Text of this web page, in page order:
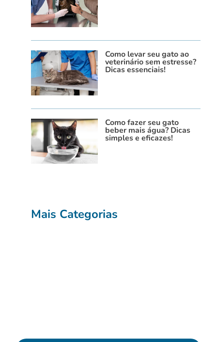
Como levar seu gato ao
veterinário sem estresse?
Dicas essenciais!
Como fazer seu gato
beber mais água? Dicas
simples e eficazes!
Mais Categorias